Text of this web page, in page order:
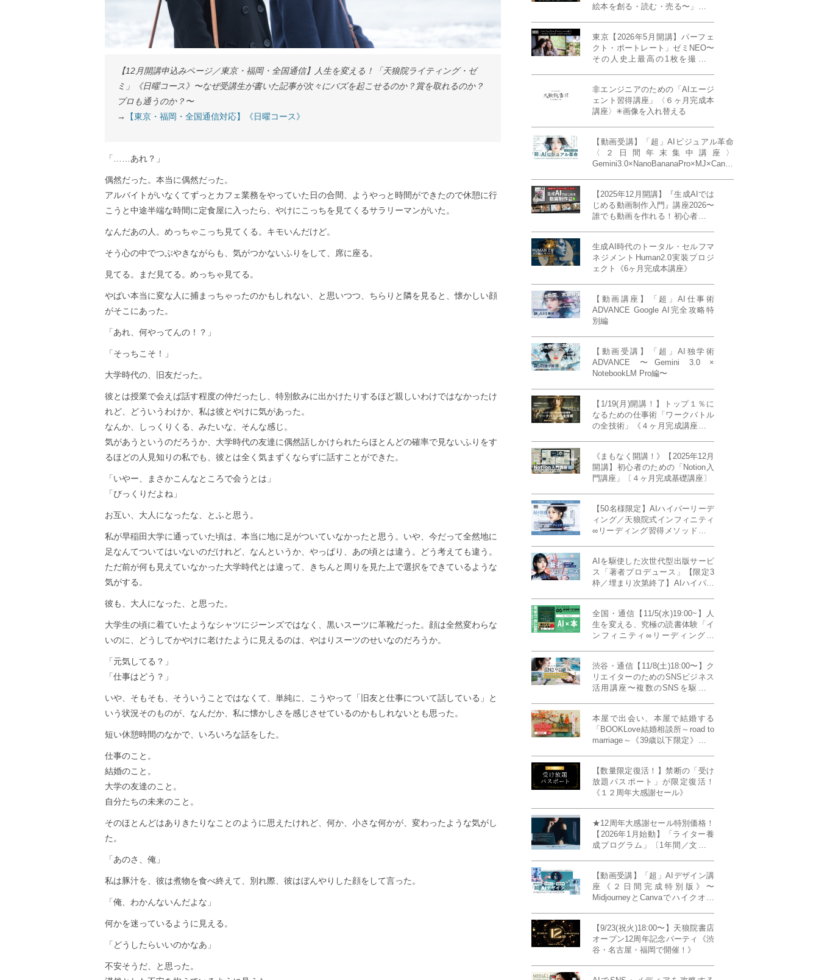
【12月開講申込みページ／東京・福岡・全国通信】人生を変える！「天狼院ライティング・ゼ
ミ」《日曜コース》〜なぜ受講生が書いた記事が次々にバズを起こせるのか？賞を取れるのか？
プロも通うのか？〜
→
【東京・福岡・全国通信対応】《日曜コース》
「……あれ？」
偶然だった。本当に偶然だった。
アルバイトがいなくてずっとカフェ業務をやっていた日の合間、ようやっと時間ができたので休憩に行
こうと中途半端な時間に定食屋に入ったら、やけにこっちを見てくるサラリーマンがいた。
なんだあの人。めっちゃこっち見てくる。キモいんだけど。
そう心の中でつぶやきながらも、気がつかないふりをして、席に座る。
見てる。まだ見てる。めっちゃ見てる。
やばい本当に変な人に捕まっちゃったのかもしれない、と思いつつ、ちらりと隣を見ると、懐かしい顔
がそこにあった。
「あれ、何やってんの！？」
「そっちこそ！」
大学時代の、旧友だった。
彼とは授業で会えば話す程度の仲だったし、特別飲みに出かけたりするほど親しいわけではなかったけ
れど、どういうわけか、私は彼とやけに気があった。
なんか、しっくりくる、みたいな、そんな感じ。
気があうというのだろうか、大学時代の友達に偶然話しかけられたらほとんどの確率で見ないふりをす
るほどの人見知りの私でも、彼とは全く気まずくならずに話すことができた。
「いやー、まさかこんなところで会うとは」
「びっくりだよね」
お互い、大人になったな、とふと思う。
私が早稲田大学に通っていた頃は、本当に地に足がついていなかったと思う。いや、今だって全然地に
足なんてついてはいないのだけれど、なんというか、やっぱり、あの頃とは違う。どう考えても違う。
ただ前が何も見えていなかった大学時代とは違って、きちんと周りを見た上で選択をできているような
気がする。
彼も、大人になった、と思った。
大学生の頃に着ていたようなシャツにジーンズではなく、黒いスーツに革靴だった。顔は全然変わらな
いのに、どうしてかやけに老けたように見えるのは、やはりスーツのせいなのだろうか。
「元気してる？」
「仕事はどう？」
いや、そもそも、そういうことではなくて、単純に、こうやって「旧友と仕事について話している」と
いう状況そのものが、なんだか、私に懐かしさを感じさせているのかもしれないとも思った。
短い休憩時間のなかで、いろいろな話をした。
仕事のこと。
結婚のこと。
大学の友達のこと。
自分たちの未来のこと。
そのほとんどはありきたりなことのように思えたけれど、何か、小さな何かが、変わったような気がし
た。
「あのさ、俺」
私は豚汁を、彼は煮物を食べ終えて、別れ際、彼はぼんやりした顔をして言った。
「俺、わかんないんだよな」
何かを迷っているように見える。
「どうしたらいいのかなあ」
不安そうだ、と思った。
絵本を創る・読む・売る〜」イン
20名限定》
東京【2026年5月開講】パーフェ
クト・ポートレート」ゼミNEO〜
その人史上最高の1枚を撮る！
催）」《初参加大歓迎／12名限
定》
非エンジニアのための「AIエージ
ェント習得講座」〈６ヶ月完成本
講座〉✳︎画像を入れ替える
【動画受講】「超」AIビジュアル革命
〈２日間年末集中講座〉
Gemini3.0×NanoBananaPro×MJ×Canva
【2025年12月開講】『生成AIでは
じめる動画制作入門』講座2026〜
誰でも動画を作れる！初心者から
生成AI時代のトータル・セルフマ
ネジメントHuman2.0実装プロジ
ェクト《6ヶ月完成本講座》
【動画講座】「超」AI仕事術
ADVANCE Google AI完全攻略特
別編
【動画受講】「超」AI独学術
ADVANCE 〜Gemini 3.0 ×
NotebookLM Pro編〜
【1/19(月)開講！】トップ１％に
なるための仕事術「ワークバトル
の全技術」《４ヶ月完成講座》ー
《まもなく開講！》【2025年12月
開講】初心者のための「Notion入
門講座」〔４ヶ月完成基礎講座〕
【50名様限定】AIハイパーリーデ
ィング／天狼院式インフィニティ
∞リーディング習得メソッド《４
AIを駆使した次世代型出版サービ
ス「著者プロデュース」【限定3
枠／埋まり次第終了】AIハイパー
全国・通信【11/5(水)19:00~】人
生を変える、究極の読書体験「イ
ンフィニティ∞リーディング／
MILLENNIUM THINKING アメリ
カ最高峰大学の人気講義』
渋谷・通信【11/8(土)18:00〜】ク
リエイターのためのSNSビジネス
活用講座〜複数のSNSを駆使し
成ラボPresents》
本屋で出会い、本屋で結婚する
「BOOKLove結婚相談所～road to
marriage～《39歳以下限定》」全
【数量限定復活！】禁断の「受け
放題パスポート」が限定復活！
《１２周年大感謝セール》
★12周年大感謝セール特別価格！
【2026年1月始動】「ライター養
成プログラム」〔1年間／文章講
ー”へ、全国どこからでも。〜《全
店舗リアルタイム参加OK／録画
視聴対応／限定4席》
【動画受講】「超」AIデザイン講
座《２日間完成特別版》〜
MidjourneyとCanvaでハイクオリ
【9/23(祝火)18:00〜】天狼院書店
オープン12周年記念パーティ《渋
谷・名古屋・福岡で開催！》